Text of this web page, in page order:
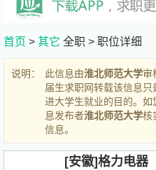
首页 > 其它 全职 > 职位详细
说明： 此信息由淮北师范大学审
届生求职网转载该信息
进大学生就业的目的。
息发布者淮北师范大学核
信息。
[安徽]格力电器